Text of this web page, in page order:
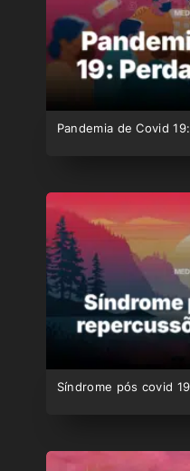
Pandemia de Covid
Síndrome pós covid